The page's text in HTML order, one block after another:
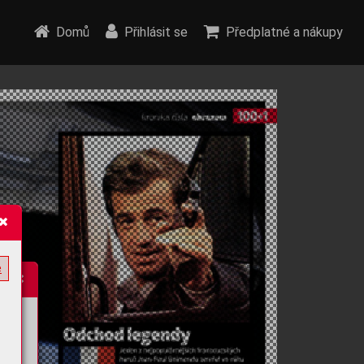
Domů Přihlásit se Předplatné a nákupy